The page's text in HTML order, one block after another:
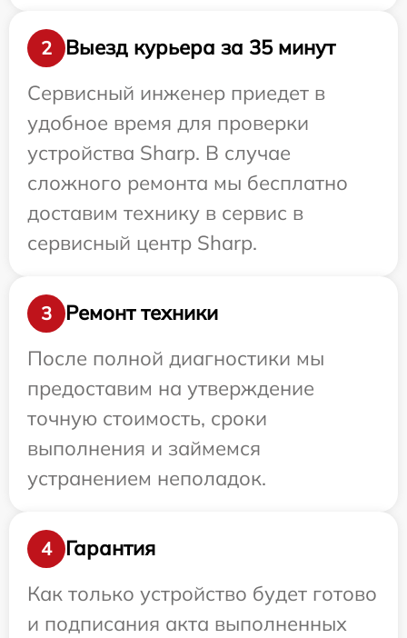
2
Выезд курьера за 35 минут
Сервисный инженер приедет в
удобное время для проверки
устройства Sharp. В случае
сложного ремонта мы бесплатно
доставим технику в сервис в
сервисный центр Sharp.
3
Ремонт техники
После полной диагностики мы
предоставим на утверждение
точную стоимость, сроки
выполнения и займемся
устранением неполадок.
4
Гарантия
Как только устройство будет готово
и подписания акта выполненных